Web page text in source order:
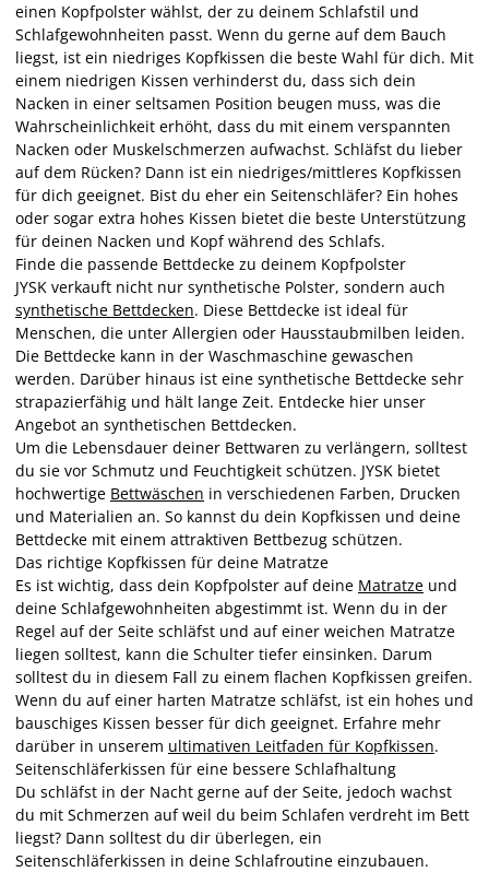
einen Kopfpolster wählst, der zu deinem Schlafstil und
Schlafgewohnheiten passt. Wenn du gerne auf dem Bauch
liegst, ist ein niedriges Kopfkissen die beste Wahl für dich. Mit
einem niedrigen Kissen verhinderst du, dass sich dein
Nacken in einer seltsamen Position beugen muss, was die
Wahrscheinlichkeit erhöht, dass du mit einem verspannten
Nacken oder Muskelschmerzen aufwachst. Schläfst du lieber
auf dem Rücken? Dann ist ein niedriges/mittleres Kopfkissen
für dich geeignet. Bist du eher ein Seitenschläfer? Ein hohes
oder sogar extra hohes Kissen bietet die beste Unterstützung
für deinen Nacken und Kopf während des Schlafs.
Finde die passende Bettdecke zu deinem Kopfpolster
JYSK verkauft nicht nur synthetische Polster, sondern auch
synthetische Bettdecken. Diese Bettdecke ist ideal für
Menschen, die unter Allergien oder Hausstaubmilben leiden.
Die Bettdecke kann in der Waschmaschine gewaschen
werden. Darüber hinaus ist eine synthetische Bettdecke sehr
strapazierfähig und hält lange Zeit. Entdecke hier unser
Angebot an synthetischen Bettdecken.
Um die Lebensdauer deiner Bettwaren zu verlängern, solltest
du sie vor Schmutz und Feuchtigkeit schützen. JYSK bietet
hochwertige Bettwäschen in verschiedenen Farben, Drucken
und Materialien an. So kannst du dein Kopfkissen und deine
Bettdecke mit einem attraktiven Bettbezug schützen.
Das richtige Kopfkissen für deine Matratze
Es ist wichtig, dass dein Kopfpolster auf deine Matratze und
deine Schlafgewohnheiten abgestimmt ist. Wenn du in der
Regel auf der Seite schläfst und auf einer weichen Matratze
liegen solltest, kann die Schulter tiefer einsinken. Darum
solltest du in diesem Fall zu einem flachen Kopfkissen greifen.
Wenn du auf einer harten Matratze schläfst, ist ein hohes und
bauschiges Kissen besser für dich geeignet. Erfahre mehr
darüber in unserem ultimativen Leitfaden für Kopfkissen.
Seitenschläferkissen für eine bessere Schlafhaltung
Du schläfst in der Nacht gerne auf der Seite, jedoch wachst
du mit Schmerzen auf weil du beim Schlafen verdreht im Bett
liegst? Dann solltest du dir überlegen, ein
Seitenschläferkissen in deine Schlafroutine einzubauen.